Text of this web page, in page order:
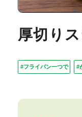
厚切り
#フライパン一つで #